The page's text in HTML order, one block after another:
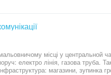
with Irina
місці у центральной
електро лінія, газова труба.
магазини, зупинка